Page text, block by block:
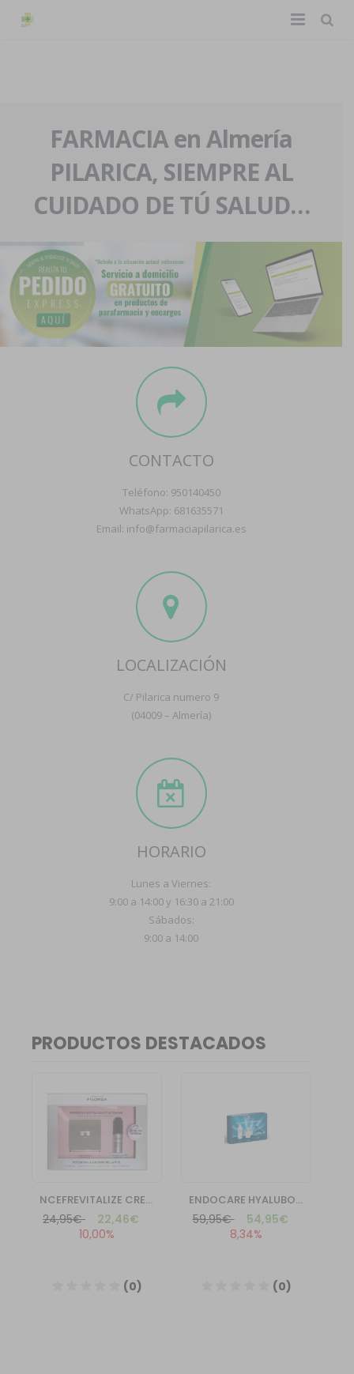
La farmacia
Nuestra historia
Nuestro equipo
Eventos
Servicios y reservas
Pedidos express
Blog
Contacto
Boletín
FARMACIA en Almería
PILARICA, SIEMPRE AL
CUIDADO DE TÚ SALUD…
CONTACTO
Teléfono: 950140450
WhatsApp: 681635571
Email: info@farmaciapilarica.es
LOCALIZACIÓN
C/ Pilarica numero 9
(04009 – Almería)
HORARIO
Lunes a Viernes:
9:00 a 14:00 y 16:30 a 21:00
Sábados:
9:00 a 14:00